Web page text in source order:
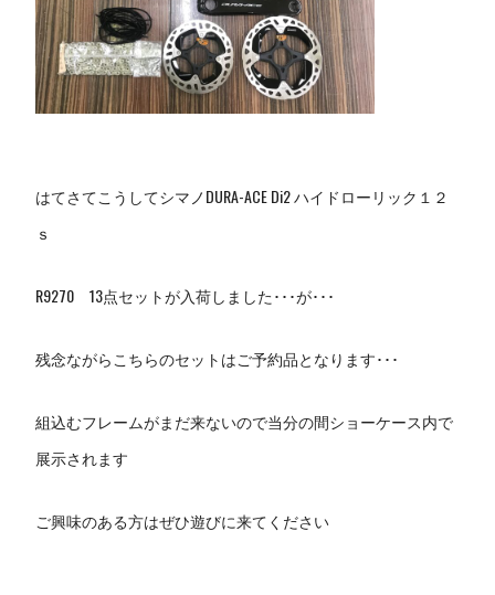
はてさてこうしてシマノDURA-ACE Di2 ハイドローリック１２
ｓ
R9270 13点セットが入荷しました･･･が･･･
残念ながらこちらのセットはご予約品となります･･･
組込むフレームがまだ来ないので当分の間ショーケース内で
展示されます
ご興味のある方はぜひ遊びに来てください